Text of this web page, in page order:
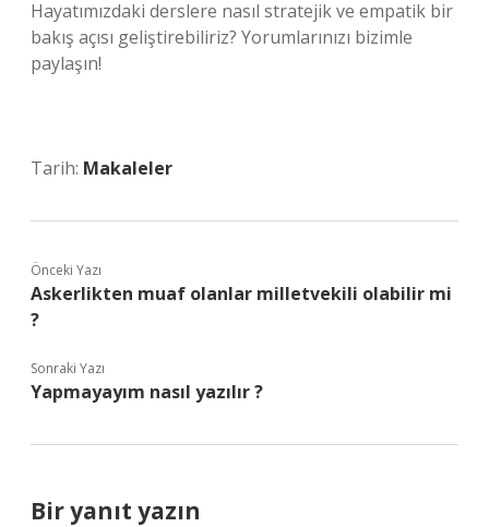
Hayatımızdaki derslere nasıl stratejik ve empatik bir
bakış açısı geliştirebiliriz? Yorumlarınızı bizimle
paylaşın!
Tarih: Makaleler
Önceki Yazı
Askerlikten muaf olanlar milletvekili olabilir mi
?
Sonraki Yazı
Yapmayayım nasıl yazılır ?
Bir yanıt yazın